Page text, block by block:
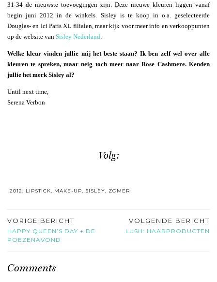
31-34 de nieuwste toevoegingen zijn. Deze nieuwe kleuren liggen vanaf
begin juni 2012 in de winkels. Sisley is te koop in o.a. geselecteerde
Douglas- en Ici Paris XL filialen, maar kijk voor meer info en verkooppunten
op de website van Sisley Nederland
Welke kleur vinden jullie mij het beste staan? Ik ben zelf wel over alle
kleuren te spreken, maar neig toch meer naar Rose Cashmere. Kenden
jullie het merk Sisley al?
Until next time,
Serena Verbon
Volg:
2012, LIPSTICK, MAKE-UP, SISLEY, ZOMER
VORIGE BERICHT
HAPPY QUEEN’S DAY + DE
POEZENAVOND
VOLGENDE BERICHT
LUSH: HAARPRODUCTEN
Comments